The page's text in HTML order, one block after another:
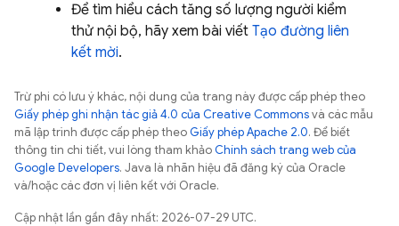
Để tìm hiểu cách tăng số lượng người kiểm
thử nội bộ, hãy xem bài viết Tạo đường liên
kết mời.
Trừ phi có lưu ý khác, nội dung của trang này được cấp phép theo
Giấy phép ghi nhận tác giả 4.0 của Creative Commonsvà các mẫu
mã lập trình được cấp phép theoGiấy phép Apache 2.0. Để biết
thông tin chi tiết, vui lòng tham khảoChính sách trang web của
Google Developers. Java là nhãn hiệu đã đăng ký của Oracle
và/hoặc các đơn vị liên kết với Oracle.
Cập nhật lần gần đây nhất: 2026-07-29 UTC.